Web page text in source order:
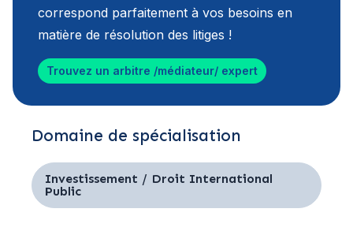
correspond parfaitement à vos besoins en
matière de résolution des litiges !
Trouvez un arbitre /médiateur/ expert
Domaine de spécialisation
Investissement / Droit International
Public